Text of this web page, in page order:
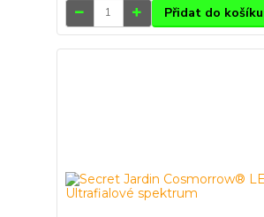
Přidat do košíku